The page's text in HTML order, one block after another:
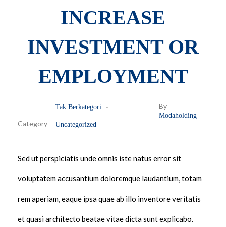
INCREASE
INVESTMENT OR
EMPLOYMENT
By
Modaholding
Tak Berkategori
Uncategorized
Sed ut perspiciatis unde omnis iste natus error sit
voluptatem accusantium doloremque laudantium, totam
rem aperiam, eaque ipsa quae ab illo inventore veritatis
et quasi architecto beatae vitae dicta sunt explicabo.